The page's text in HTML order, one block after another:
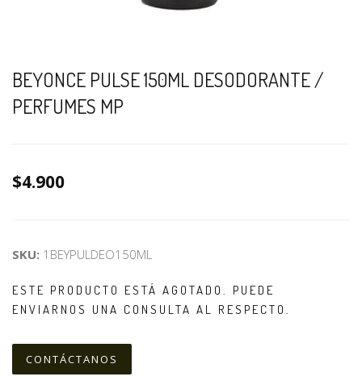
BEYONCE PULSE 150ML DESODORANTE /
PERFUMES MP
$4.900
SKU: 1BEYPULDEO150ML
ESTE PRODUCTO ESTÁ AGOTADO. PUEDE
ENVIARNOS UNA CONSULTA AL RESPECTO.
CONTÁCTANOS